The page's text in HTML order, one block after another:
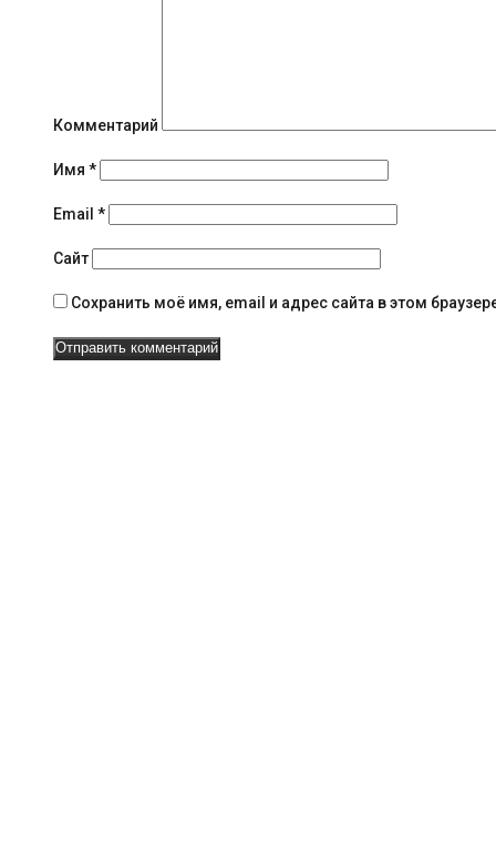
и
я
н
а
в
и
г
Комментарий
Имя *
Email *
Сайт
Сохранить моё имя, email и адрес сайта в этом